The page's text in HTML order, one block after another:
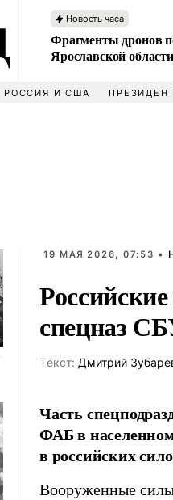
Новость часа
Фрагменты дронов
Ярославской области
РОССИЯ И США
19 МАЯ 2026, 07:53 •
спецназ
Tекст: Дмитрий
Часть
ФАБ в
в российских
Вооруженные